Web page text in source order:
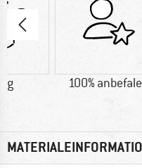
g 100% anbefale